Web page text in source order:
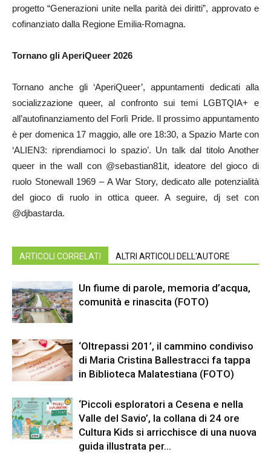
progetto “Generazioni unite nella parità dei diritti”, approvato e
cofinanziato dalla Regione Emilia-Romagna.
Tornano gli AperiQueer 2026
Tornano anche gli ‘AperiQueer’, appuntamenti dedicati alla
socializzazione queer, al confronto sui temi LGBTQIA+ e
all’autofinanziamento del Forlì Pride. Il prossimo appuntamento
è per domenica 17 maggio, alle ore 18:30, a Spazio Marte con
‘ALIEN3: riprendiamoci lo spazio’. Un talk dal titolo Another
queer in the wall con @sebastian81it, ideatore del gioco di
ruolo Stonewall 1969 – A War Story, dedicato alle potenzialità
del gioco di ruolo in ottica queer. A seguire, dj set con
@djbastarda.
ARTICOLI CORRELATI ALTRI ARTICOLI DELL'AUTORE
Un fiume di parole, memoria d’acqua,
comunità e rinascita (FOTO)
‘Oltrepassi 201’, il cammino condiviso
di Maria Cristina Ballestracci fa tappa
in Biblioteca Malatestiana (FOTO)
‘Piccoli esploratori a Cesena e nella
Valle del Savio’, la collana di 24 ore
Cultura Kids si arricchisce di una nuova
guida illustrata per...